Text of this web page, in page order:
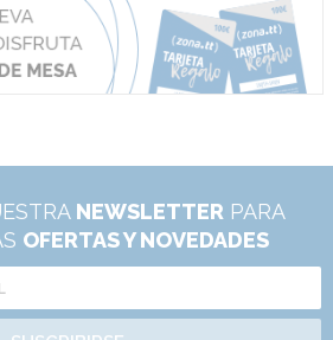
NEWSLETTER PARA
OFERTAS Y NOVEDADES